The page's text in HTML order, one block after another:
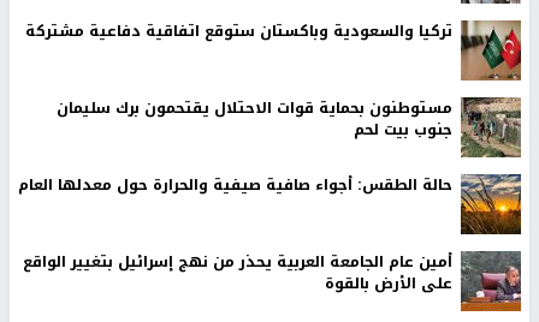
تركيا والسعودية وباكستان ستوقع اتفاقية دفاعية مشتركة
مستوطنون بحماية قوات الاحتلال يقتحمون برك سليمان
جنوب بيت لحم
حالة الطقس: أجواء صافية صيفية والحرارة حول معدلها العام
أمين عام الجامعة العربية يحذر من نهج إسرائيل بتغيير الواقع
على الأرض بالقوة